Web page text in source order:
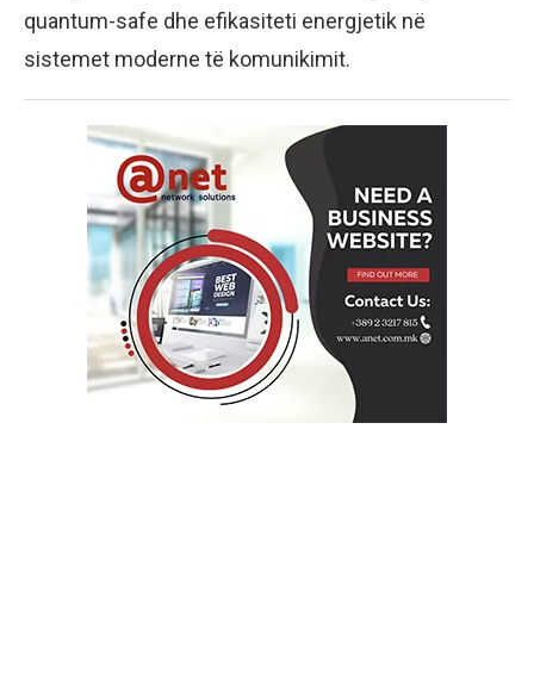
quantum-safe dhe efikasiteti energjetik në
sistemet moderne të komunikimit.